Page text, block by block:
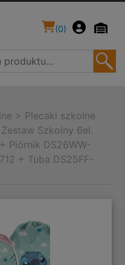
(0)
> Plecaki szkolne
Zestaw Szkolny 6el.
Piórnik DS26WW-
+ Tuba DS25FF-